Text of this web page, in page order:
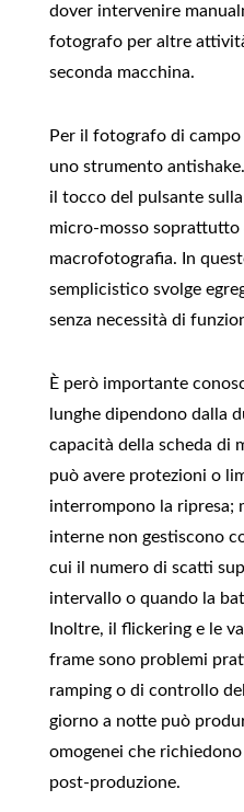
dover intervenire
fotografo per altre
seconda macchina.
Per il fotografo di
uno strumento
il tocco del pulsante
micro‑mosso
macrofotografia. In
semplicistico svolge
senza necessità di
È però importante
lunghe dipendono dalla
capacità della scheda di
può avere protezioni o
interrompono la ripresa;
interne non gestiscono
cui il numero di scatti
intervallo o quando la
Inoltre, il flickering e le
frame sono problemi
ramping o di controllo
giorno a notte può
omogenei che
post‑produzione.